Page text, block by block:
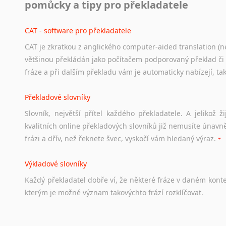
Odkazy poskytující cenné informace nekomerčního
Studium v Austrálii
Soubor odkazů užitečných všem, kteří uvažují o studiu v
a zázemí, australské univerzity a samozřejmě i osobní
Práce v Austrálii
Odkazy poskytující cenné informace nekomerčního
hledat práci na internetu případně osobní zkušenosti
Hledáte-li
práci
stejná obecná pravidla, jako pro český životopis. Tak dost
pomůcky a tipy pro překladatele
CAT - software pro překladatele
CAT je zkratkou z anglického computer-aided translation
většinou překládán jako počítačem podporovaný překlad
fráze a při dalším překladu vám je automaticky nabízejí,
Překladové slovníky
Slovník, největší přítel každého překladatele. A jelikož
kvalitních online překladových slovníků již nemusíte
frázi a dřív, než řeknete švec, vyskočí vám hledaný výraz.
Výkladové slovníky
Každý překladatel dobře ví, že některé fráze v daném
kterým je možné význam takovýchto frází rozklíčovat.